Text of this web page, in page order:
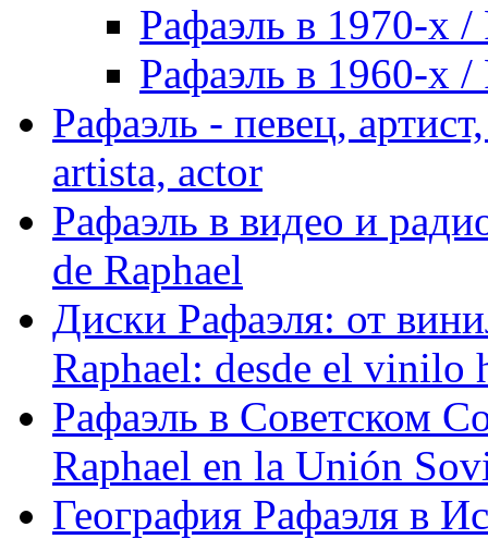
Рафаэль в 1970-х /
Рафаэль в 1960-х /
Рафаэль - певец,
artista, actor
Рафаэль в видео и
de Raphael
Диски Рафаэля: от
Raphael: desde el vinilo
Рафаэль в Советском
Raphael en la Unión
География Рафаэля в